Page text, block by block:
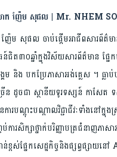
ក ញ៉ែម សុផល | Mr. NHEM
ែម សុផល ចាប់ផ្តើមអាជីពសារព័ត៌មា
ត៣០ឆ្នាំក្នុងវិស័យសារព័ត៌មាន ផ្នែក
និង បកប្រែភាសាអង់គ្លេស ។ ធ្លាប់ប
ើន ដូចជា ស្ថានីយទូរទស្សន៍ កាសែត ទ
របណ្តុះបណ្តាលវិជ្ជាជីវៈទាំងនៅក្នុ
ារសិក្សាថ្នាក់បរិញ្ញាបត្រជំនាញភាសា
ខ្ពស់ផ្នែកសេដ្ឋកិច្ចនិង​ផ្សព្វផ្សា